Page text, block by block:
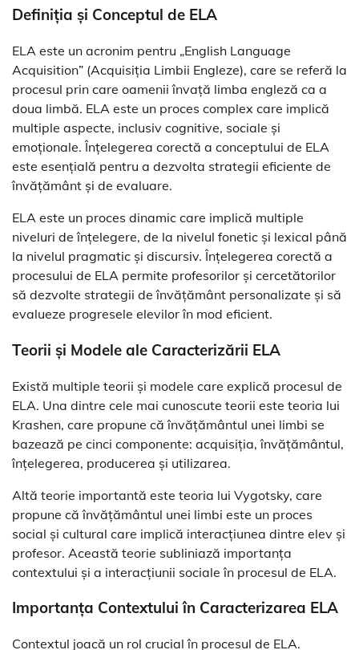
Definiția și Conceptul de ELA
ELA este un acronim pentru „English Language
Acquisition” (Acquisiția Limbii Engleze), care se referă la
procesul prin care oamenii învață limba engleză ca a
doua limbă. ELA este un proces complex care implică
multiple aspecte, inclusiv cognitive, sociale și
emoționale. Înțelegerea corectă a conceptului de ELA
este esențială pentru a dezvolta strategii eficiente de
învățământ și de evaluare.
ELA este un proces dinamic care implică multiple
niveluri de înțelegere, de la nivelul fonetic și lexical până
la nivelul pragmatic și discursiv. Înțelegerea corectă a
procesului de ELA permite profesorilor și cercetătorilor
să dezvolte strategii de învățământ personalizate și să
evalueze progresele elevilor în mod eficient.
Teorii și Modele ale Caracterizării ELA
Există multiple teorii și modele care explică procesul de
ELA. Una dintre cele mai cunoscute teorii este teoria lui
Krashen, care propune că învățământul unei limbi se
bazează pe cinci componente: acquisiția, învățământul,
înțelegerea, producerea și utilizarea.
Altă teorie importantă este teoria lui Vygotsky, care
propune că învățământul unei limbi este un proces
social și cultural care implică interacțiunea dintre elev și
profesor. Această teorie subliniază importanța
contextului și a interacțiunii sociale în procesul de ELA.
Importanța Contextului în Caracterizarea ELA
Contextul joacă un rol crucial în procesul de ELA.